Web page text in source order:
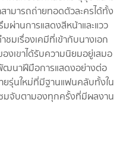
ามารถถ่ายทอดตัวละครได้ทั้ง
ผ่านการแสดงสีหน้าและแวว
มเรื่องเคมีที่เข้ากับนางเอก
งเขาได้รับความนิยมอยู่เสมอ
ฒนาฝีมือการแสดงอย่างต่อ
ยรุ่นใหม่ที่มีฐานแฟนคลับทั้งใน
ชมจับตามองทุกครั้งที่มีผลงาน